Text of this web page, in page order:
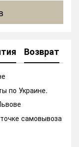
Возврат
по Украине.
самовывоза